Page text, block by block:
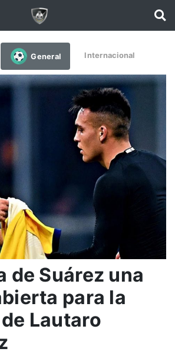
General Internacional
de Suárez una
para la
Lautaro